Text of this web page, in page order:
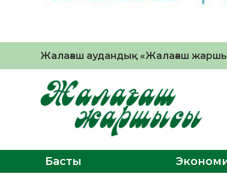
Жалағаш аудандық «Жалағаш
Басты